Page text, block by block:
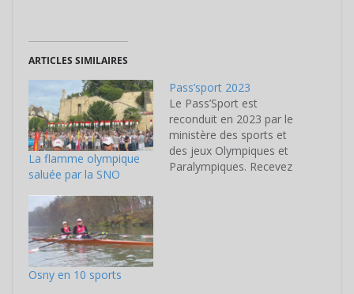
ARTICLES SIMILAIRES
La flamme olympique
saluée par la SNO
Pass’sport 2023
Le Pass’Sport est
reconduit en 2023 par le
ministère des sports et
des jeux Olympiques et
Paralympiques. Recevez
Osny en 10 sports